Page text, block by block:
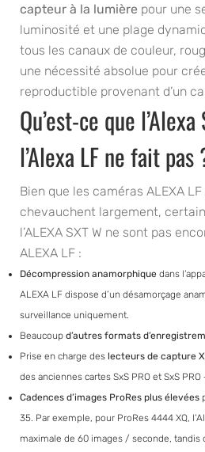
capteur à la lumière pour une
luminosité et une plage
tous les canaux de couleur,
une nécessité absolue pour
reproductible provenant d’un
Qu’est-ce que
l’Alexa LF ne fait pas
Bien que les caméras ALEXA LF
chevauchent largement,
l’ALEXA SXT W ne sont pas
ALEXA LF :
Décompression anamorphique dans
ALEXA LF dispose d’un désamorçage
surveillance uniquement.
Beaucoup d’autres formats
Prise en charge des lecteurs de capture
des anciennes cartes SxS PRO et SxS PRO
Cadences d’images ProRes plus élevées
35. Par exemple, pour ProRes 4444 XQ,
maximale de 60 images / seconde, tandis